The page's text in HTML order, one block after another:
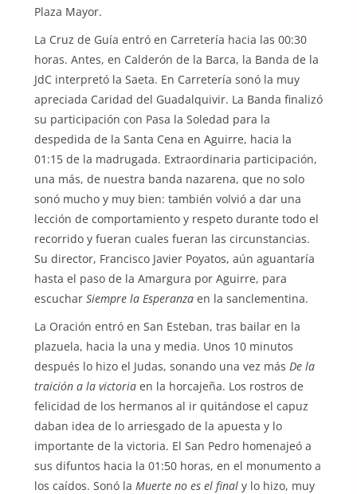
Plaza Mayor.
La Cruz de Guía entró en Carretería hacia las 00:30
horas. Antes, en Calderón de la Barca, la Banda de la
JdC interpretó la Saeta. En Carretería sonó la muy
apreciada Caridad del Guadalquivir. La Banda finalizó
su participación con Pasa la Soledad para la
despedida de la Santa Cena en Aguirre, hacia la
01:15 de la madrugada. Extraordinaria participación,
una más, de nuestra banda nazarena, que no solo
sonó mucho y muy bien: también volvió a dar una
lección de comportamiento y respeto durante todo el
recorrido y fueran cuales fueran las circunstancias.
Su director, Francisco Javier Poyatos, aún aguantaría
hasta el paso de la Amargura por Aguirre, para
escuchar Siempre la Esperanzaen la sanclementina.
La Oración entró en San Esteban, tras bailar en la
plazuela, hacia la una y media. Unos 10 minutos
después lo hizo el Judas, sonando una vez más De la
traición a la victoriaen la horcajeña. Los rostros de
felicidad de los hermanos al ir quitándose el capuz
daban idea de lo arriesgado de la apuesta y lo
importante de la victoria. El San Pedro homenajeó a
sus difuntos hacia la 01:50 horas, en el monumento a
los caídos. Sonó la Muerte no es el finaly lo hizo, muy